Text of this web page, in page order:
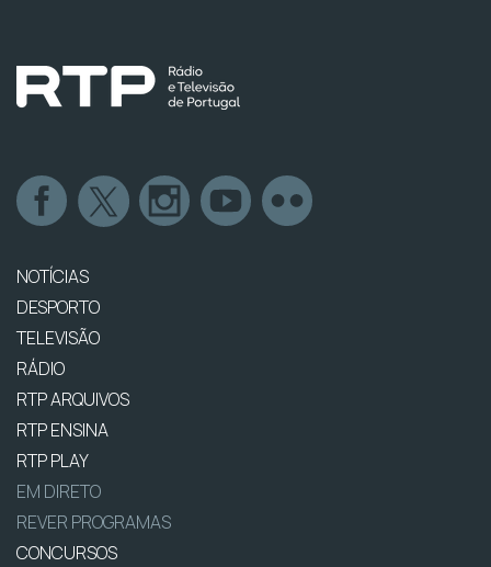
NOTÍCIAS
DESPORTO
TELEVISÃO
RÁDIO
RTP ARQUIVOS
RTP ENSINA
RTP PLAY
EM DIRETO
REVER PROGRAMAS
CONCURSOS